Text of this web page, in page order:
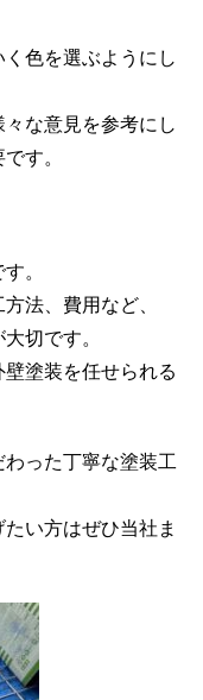
色を選ぶようにし
な意見を参考にし
す。
。
法、費用など、
切です。
塗装を任せられる
った丁寧な塗装工
い方はぜひ当社ま